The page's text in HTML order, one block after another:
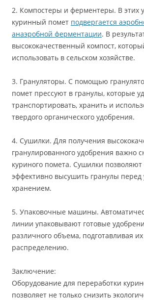
2. Компостеры и ферментеры. В этих
куринный помет подвергается
анаэробной ферментации. В
высококачественный компост,
использовать в сельском хозяйстве.
3. Грануляторы. С помощью
помет прессуют в гранулы, которые
транспортировать, хранить и
твердого органического удобрения.
4. Сушилки. Для получения
гранулированного удобрения важно
куриного помета. Сушилки
эффективно высушить гранулы перед
хранением.
5. Упаковочные машины.
линии упаковывают готовые
различного объема, подготавливая
распределению.
Заключение:
Оборудование для переработки
позволяет не только снизить